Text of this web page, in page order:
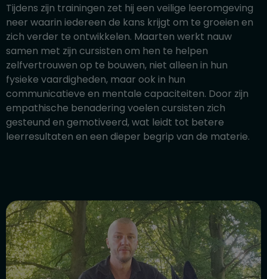
Tijdens zijn trainingen zet hij een veilige leeromgeving
neer waarin iedereen de kans krijgt om te groeien en
zich verder te ontwikkelen. Maarten werkt nauw
samen met zijn cursisten om hen te helpen
zelfvertrouwen op te bouwen, niet alleen in hun
fysieke vaardigheden, maar ook in hun
communicatieve en mentale capaciteiten. Door zijn
empathische benadering voelen cursisten zich
gesteund en gemotiveerd, wat leidt tot betere
leerresultaten en een dieper begrip van de materie.